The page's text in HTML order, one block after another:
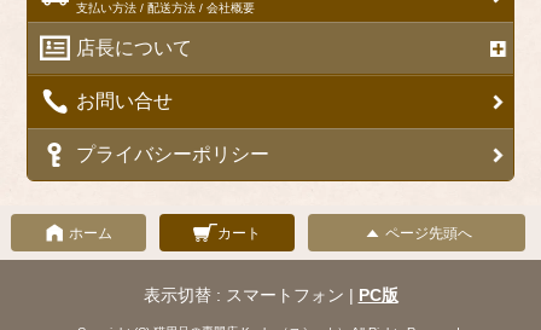
支払い方法 / 配送方法 / 会社概要
店長について
お問い合せ
プライバシーポリシー
ホーム カート ページ先頭へ
表示切替 : スマートフォン | PC版